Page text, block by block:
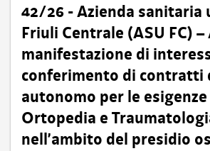
42/26 - Azienda sanitaria
Friuli Centrale (ASU FC) –
manifestazione di
conferimento di contratti
autonomo per le
Ortopedia e
nell’ambito del presidio